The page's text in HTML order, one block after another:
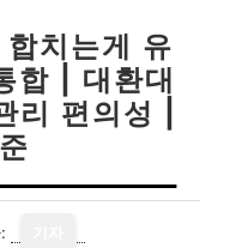
치는게 유
합 | 대환대
편의성 |